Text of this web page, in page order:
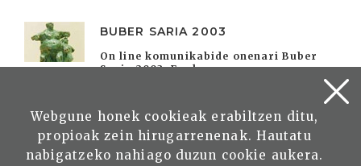
BUBER SARIA 2003
On line komunikabide onenari Buber
Saria 2003. Euskonews
ARGIA SARIA 1999
Astekari elektronikoari
Merezimenduzko Saria
Webgune honek cookieak erabiltzen ditu,
propioak zein hirugarrenenak. Hautatu
nabigatzeko nahiago duzun cookie aukera.